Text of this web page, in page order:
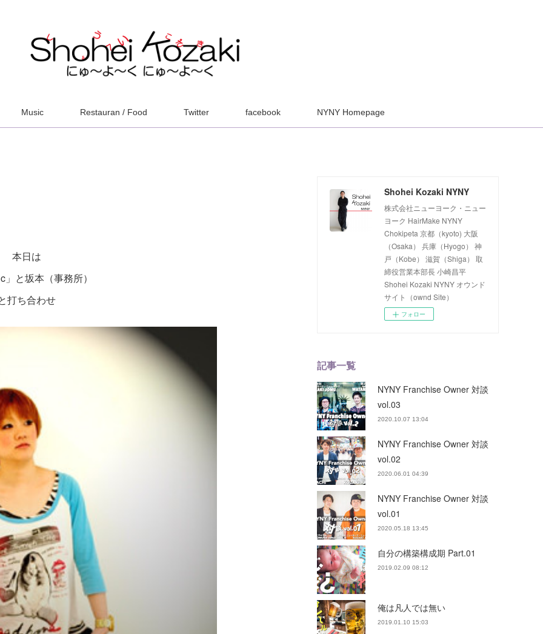
Music Restauran / Food Twitter facebook NYNY Homepage
本日は
と坂本（事務所）
打ち合わせ
Shohei Kozaki NYNY
株式会社ニューヨーク・ニュー
ヨーク HairMake NYNY
Chokipeta 京都（kyoto) 大阪
（Osaka） 兵庫（Hyogo） 神
戸（Kobe） 滋賀（Shiga） 取
締役営業本部長 小崎昌平
Shohei Kozaki NYNY オウンド
サイト（ownd Site）
フォロー
記事一覧
NYNY Franchise Owner 対談
vol.03
2020.10.07 13:04
NYNY Franchise Owner 対談
vol.02
2020.06.01 04:39
NYNY Franchise Owner 対談
vol.01
2020.05.18 13:45
自分の構築構成期 Part.01
2019.02.09 08:12
俺は凡人では無い
2019.01.10 15:03